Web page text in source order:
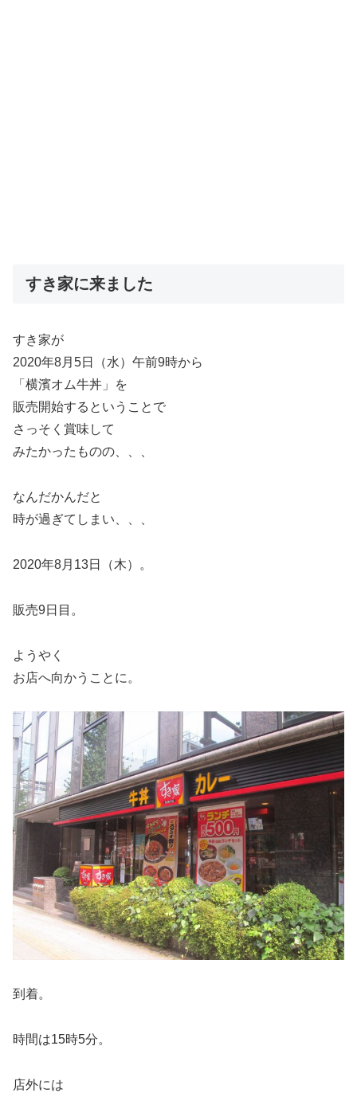
すき家に来ました
すき家が
2020年8月5日（水）午前9時から
「横濱オム牛丼」を
販売開始するということで
さっそく賞味して
みたかったものの、、、
なんだかんだと
時が過ぎてしまい、、、
2020年8月13日（木）。
販売9日目。
ようやく
お店へ向かうことに。
到着。
時間は15時5分。
店外には